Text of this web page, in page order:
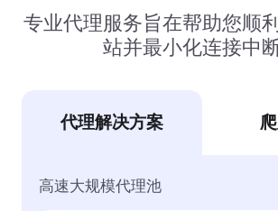
专业代理服务旨在帮助您顺
站并最小化连接中断
代理解决方案
高速大规模代理池